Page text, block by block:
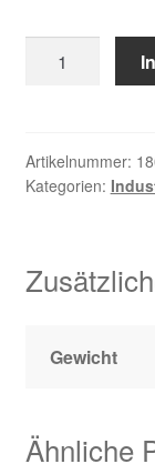
Warenkorb
Artikelnummer:
Kategorien:
Gewicht
Ähnliche